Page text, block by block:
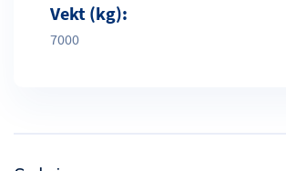
Vekt (kg):
7000